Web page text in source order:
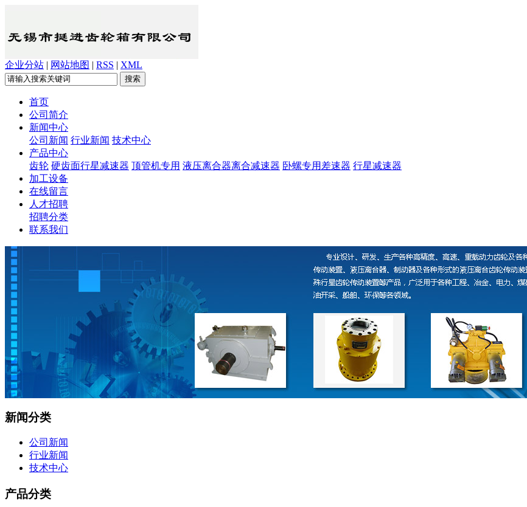
企业分站 | 网站地图 | RSS | XML
首页
公司简介
新闻中心
公司新闻 行业新闻 技术中心
产品中心
齿轮 硬齿面行星减速器 顶管机专用 液压离合器离合减速器 卧螺专用差速器 行星减速器
加工设备
在线留言
人才招聘
招聘分类
联系我们
新闻分类
公司新闻
行业新闻
技术中心
产品分类